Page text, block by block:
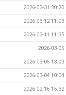
2026-03-31 20:20
2026-03-12 11:03
2026-03-11 11:35
2026-03-06
2026-03-05 13:03
2026-03-04 10:04
2026-02-16 15:32